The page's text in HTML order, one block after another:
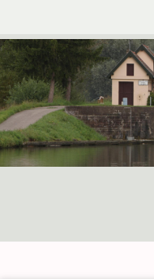
naar
de
inhoud
gaan